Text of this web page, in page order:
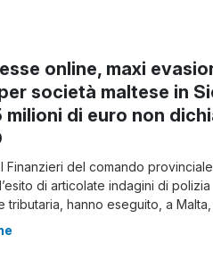
online, maxi
società maltese in
milioni di euro non
I Finanzieri del comando
di articolate indagini di polizia
tributaria, hanno eseguito, a Malta,
di beni del valore di 3,5